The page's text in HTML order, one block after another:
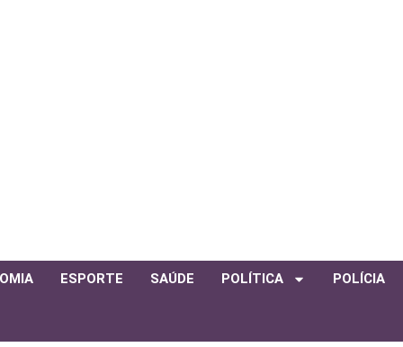
ESPORTE SAÚDE POLÍTICA POLÍCIA